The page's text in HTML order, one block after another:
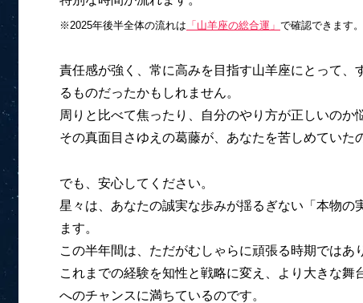
※2025年後半全体の流れは 「山羊座の総合運」 で確認できます。
責任感が強く、常に高みを目指す山羊座にとって
るものだったかもしれません。
周りと比べて焦ったり、自分のやり方が正しいのか
その真面目さゆえの葛藤が、あなたを苦しめていた
でも、安心してください。
星々は、あなたの誠実な歩みが揺るぎない「本物
ます。
この半年間は、ただがむしゃらに頑張る時期ではあ
これまでの経験を知性と戦略に変え、より大きな
へのチャンスに満ちているのです。